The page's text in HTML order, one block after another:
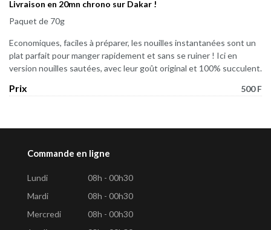
Livraison en 20mn chrono sur Dakar !
Paquet de 70g
Economiques, faciles à préparer, les nouilles instantanées sont un
plat parfait pour manger rapidement et sans se ruiner ! Ici en
version nouilles sautées, avec leur goût original et 100% succulent.
Prix 500 F
Commande en ligne
Lundi
08h - 00h30
Mardi
08h - 00h30
Mercredi
08h - 00h30